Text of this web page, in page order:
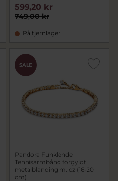
749,00 kr
599,20 kr
På fjernlager
SALE
Pandora Funklende
Tennisarmbånd forgyldt
metalblanding m. cz (16-20
cm)